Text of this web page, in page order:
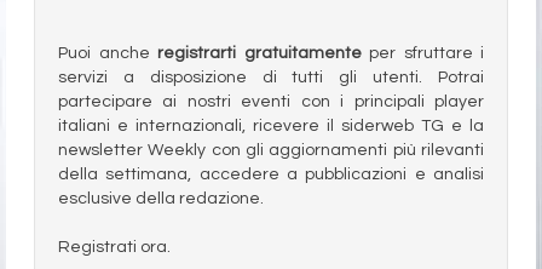
Puoi anche registrarti gratuitamenteper sfruttare i
servizi a disposizione di tutti gli utenti. Potrai
partecipare ai nostri eventi con i principali player
italiani e internazionali, ricevere il siderweb TG e la
newsletter Weekly con gli aggiornamenti più rilevanti
della settimana, accedere a pubblicazioni e analisi
esclusive della redazione.
Registrati ora.